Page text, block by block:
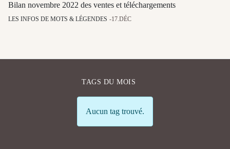
Bilan novembre 2022 des ventes et téléchargements
LES INFOS DE MOTS & LÉGENDES 17.DÉC
TAGS DU MOIS
Info
Aucun tag trouvé.